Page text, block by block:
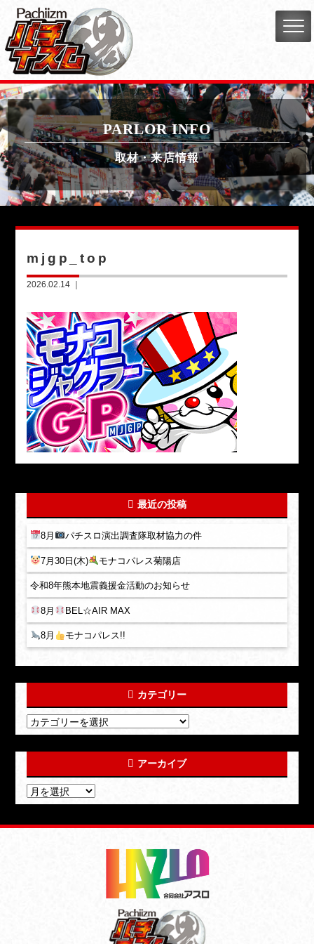
PARLOR INFO
取材・来店情報
mjgp_top
2026.02.14 ｜
最近の投稿
8月 パチスロ演出調査隊取材協力の件
7月30日(木) モナコパレス菊陽店
令和8年熊本地震義援金活動のお知らせ
8月 BEL☆AIR MAX
8月 モナコパレス!!
カテゴリー
アーカイブ